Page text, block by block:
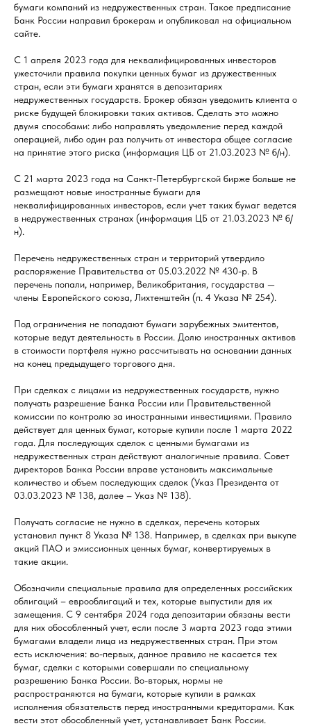
бумаги компаний из недружественных стран. Такое предписание
Банк России направил брокерам и опубликовал на официальном
сайте.
С 1 апреля 2023 года для неквалифицированных инвесторов
ужесточили правила покупки ценных бумаг из дружественных
стран, если эти бумаги хранятся в депозитариях
недружественных государств. Брокер обязан уведомить клиента о
риске будущей блокировки таких активов. Сделать это можно
двумя способами: либо направлять уведомление перед каждой
операцией, либо один раз получить от инвестора общее согласие
на принятие этого риска (информация ЦБ от 21.03.2023 № б/н).
С 21 марта 2023 года на Санкт-Петербургской бирже больше не
размещают новые иностранные бумаги для
неквалифицированных инвесторов, если учет таких бумаг ведется
в недружественных странах (информация ЦБ от 21.03.2023 № б/
н).
Перечень недружественных стран и территорий утвердило
распоряжение Правительства от 05.03.2022 № 430-р. В
перечень попали, например, Великобритания, государства —
члены Европейского союза, Лихтенштейн (п. 4 Указа № 254).
Под ограничения не попадают бумаги зарубежных эмитентов,
которые ведут деятельность в России. Долю иностранных активов
в стоимости портфеля нужно рассчитывать на основании данных
на конец предыдущего торгового дня.
При сделках с лицами из недружественных государств, нужно
получать разрешение Банка России или Правительственной
комиссии по контролю за иностранными инвестициями. Правило
действует для ценных бумаг, которые купили после 1 марта 2022
года. Для последующих сделок с ценными бумагами из
недружественных стран действуют аналогичные правила. Совет
директоров Банка России вправе установить максимальные
количество и объем последующих сделок (Указ Президента от
03.03.2023 № 138, далее – Указ № 138).
Получать согласие не нужно в сделках, перечень которых
установил пункт 8 Указа № 138. Например, в сделках при выкупе
акций ПАО и эмиссионных ценных бумаг, конвертируемых в
такие акции.
Обозначили специальные правила для определенных российских
облигаций – еврооблигаций и тех, которые выпустили для их
замещения. С 9 сентября 2024 года депозитарии обязаны вести
для них обособленный учет, если после 3 марта 2023 года этими
бумагами владели лица из недружественных стран. При этом
есть исключения: во-первых, данное правило не касается тех
бумаг, сделки с которыми совершали по специальному
разрешению Банка России. Во-вторых, нормы не
распространяются на бумаги, которые купили в рамках
исполнения обязательств перед иностранными кредиторами. Как
вести этот обособленный учет, устанавливает Банк России.